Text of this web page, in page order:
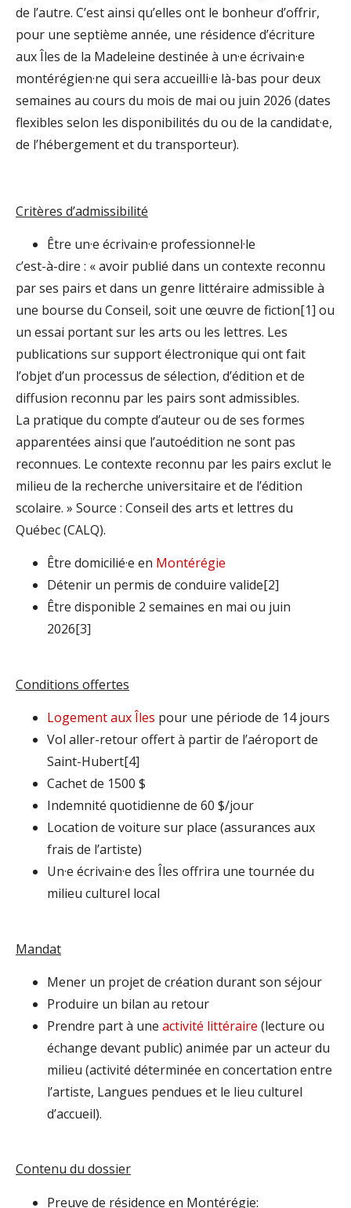
de l’autre. C’est ainsi qu’elles ont le bonheur d’offrir,
pour une septième année, une résidence d’écriture
aux Îles de la Madeleine destinée à un·e écrivain·e
montérégien·ne qui sera accueilli·e là-bas pour deux
semaines au cours du mois de mai ou juin 2026 (dates
flexibles selon les disponibilités du ou de la candidat·e,
de l’hébergement et du transporteur).
Critères d’admissibilité
Être un·e écrivain·e professionnel·le
c’est-à-dire : « avoir publié dans un contexte reconnu
par ses pairs et dans un genre littéraire admissible à
une bourse du Conseil, soit une œuvre de fiction[1] ou
un essai portant sur les arts ou les lettres. Les
publications sur support électronique qui ont fait
l’objet d’un processus de sélection, d’édition et de
diffusion reconnu par les pairs sont admissibles.
La pratique du compte d’auteur ou de ses formes
apparentées ainsi que l’autoédition ne sont pas
reconnues. Le contexte reconnu par les pairs exclut le
milieu de la recherche universitaire et de l’édition
scolaire. » Source : Conseil des arts et lettres du
Québec (CALQ).
Être domicilié·e en Montérégie
Détenir un permis de conduire valide[2]
Être disponible 2 semaines en mai ou juin
2026[3]
Conditions offertes
Logement aux Îles pour une période de 14 jours
Vol aller-retour offert à partir de l’aéroport de
Saint-Hubert[4]
Cachet de 1500 $
Indemnité quotidienne de 60 $/jour
Location de voiture sur place (assurances aux
frais de l’artiste)
Un·e écrivain·e des Îles offrira une tournée du
milieu culturel local
Mandat
Mener un projet de création durant son séjour
Produire un bilan au retour
Prendre part à une activité littéraire (lecture ou
échange devant public) animée par un acteur du
milieu (activité déterminée en concertation entre
l’artiste, Langues pendues et le lieu culturel
d’accueil).
Contenu du dossier
Preuve de résidence en Montérégie: